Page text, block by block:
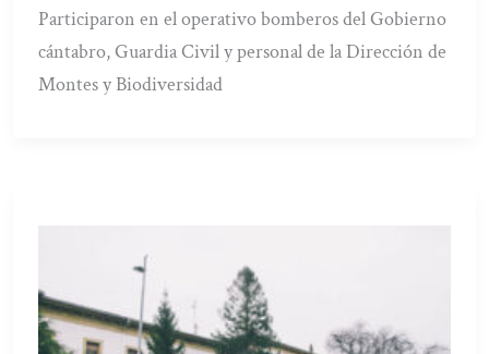
Participaron en el operativo bomberos del Gobierno
cántabro, Guardia Civil y personal de la Dirección de
Montes y Biodiversidad